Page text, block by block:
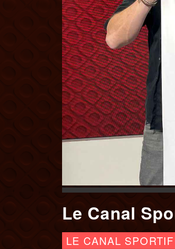
Le Canal
LE CANAL SPORTIF